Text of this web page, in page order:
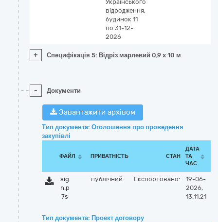
Українського
відродження,
будинок 11
по 31-12-
2026
+ Специфікація 5: Відріз марлевий 0,9 x 10 м
- Документи
Завантажити архівом
Тип документа: Оголошення про проведення
закупівлі
ФАЙЛ ПРИВАТНІСТЬ СТАН
ДАТА
ТА
ЧАС
sig
n.p
7s
публічний Експортовано:
19-06-
2026,
13:11:21
Тип документа: Проект договору